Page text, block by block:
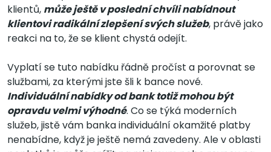
klientů, může ještě v poslední chvíli nabídnout
klientovi radikální zlepšení svých služeb, právě jako
reakci na to, že se klient chystá odejít.
Vyplatí se tuto nabídku řádně pročíst a porovnat se
službami, za kterými jste šli k bance nové.
Individuální nabídky od bank totiž mohou být
opravdu velmi výhodné. Co se týká moderních
služeb, jistě vám banka individuální okamžité platby
nenabídne, když je ještě nemá zavedeny. Ale v oblasti